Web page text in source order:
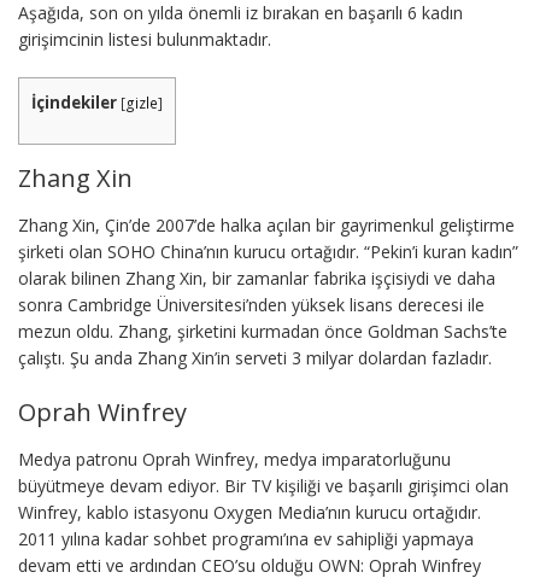
Aşağıda, son on yılda önemli iz bırakan en başarılı 6 kadın
girişimcinin listesi bulunmaktadır.
İçindekiler [gizle]
Zhang Xin
Zhang Xin, Çin’de 2007’de halka açılan bir gayrimenkul geliştirme
şirketi olan SOHO China’nın kurucu ortağıdır. “Pekin’i kuran kadın”
olarak bilinen Zhang Xin, bir zamanlar fabrika işçisiydi ve daha
sonra Cambridge Üniversitesi’nden yüksek lisans derecesi ile
mezun oldu. Zhang, şirketini kurmadan önce Goldman Sachs’te
çalıştı. Şu anda Zhang Xin’in serveti 3 milyar dolardan fazladır.
Oprah Winfrey
Medya patronu Oprah Winfrey, medya imparatorluğunu
büyütmeye devam ediyor. Bir TV kişiliği ve başarılı girişimci olan
Winfrey, kablo istasyonu Oxygen Media’nın kurucu ortağıdır.
2011 yılına kadar sohbet programı’ına ev sahipliği yapmaya
devam etti ve ardından CEO’su olduğu OWN: Oprah Winfrey